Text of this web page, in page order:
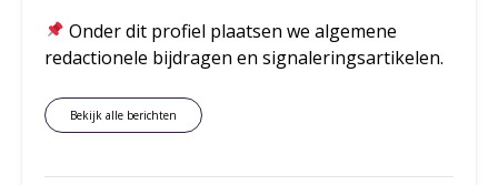
Onder dit profiel plaatsen we algemene
redactionele bijdragen en signaleringsartikelen.
Bekijk alle berichten